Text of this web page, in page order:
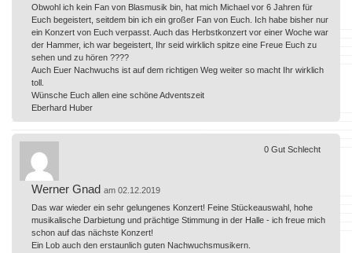
Obwohl ich kein Fan von Blasmusik bin, hat mich Michael vor 6 Jahren für
Euch begeistert, seitdem bin ich ein großer Fan von Euch. Ich habe bisher nur
ein Konzert von Euch verpasst. Auch das Herbstkonzert vor einer Woche war
der Hammer, ich war begeistert, Ihr seid wirklich spitze eine Freue Euch zu
sehen und zu hören ????
Auch Euer Nachwuchs ist auf dem richtigen Weg weiter so macht Ihr wirklich
toll.
Wünsche Euch allen eine schöne Adventszeit
Eberhard Huber
Werner Gnad am 02.12.2019
Das war wieder ein sehr gelungenes Konzert! Feine Stückeauswahl, hohe
musikalische Darbietung und prächtige Stimmung in der Halle - ich freue mich
schon auf das nächste Konzert!
Ein Lob auch den erstaunlich guten Nachwuchsmusikern.
0 Gut Schlecht